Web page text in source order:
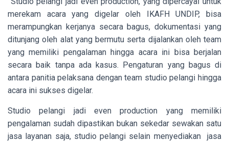
merekam acara yang digelar oleh IKAFH UNDIP, bisa
merampungkan kerjanya secara bagus, dokumentasi yang
ditunjang oleh alat yang bermutu serta dijalankan oleh team
yang memiliki pengalaman hingga acara ini bisa berjalan
secara baik tanpa ada kasus. Pengaturan yang bagus di
antara panitia pelaksana dengan team studio pelangi hingga
acara ini sukses digelar.
Studio pelangi jadi even production yang memiliki
pengalaman sudah dipastikan bukan sekedar sewakan satu
jasa layanan saja, studio pelangi selain menyediakan jasa